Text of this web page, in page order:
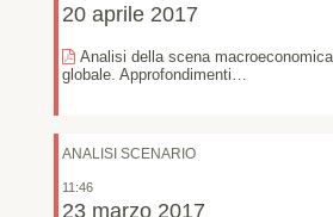
20 aprile 2017
Analisi della scena
globale. Approfondimenti…
ANALISI SCENARIO
11:46
23 marzo 2017